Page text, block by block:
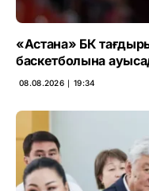
«Астана» БК
баскетболына
08.08.2026 ∣ 19:34